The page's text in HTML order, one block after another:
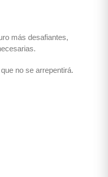
más desafiantes,
no se arrepentirá.